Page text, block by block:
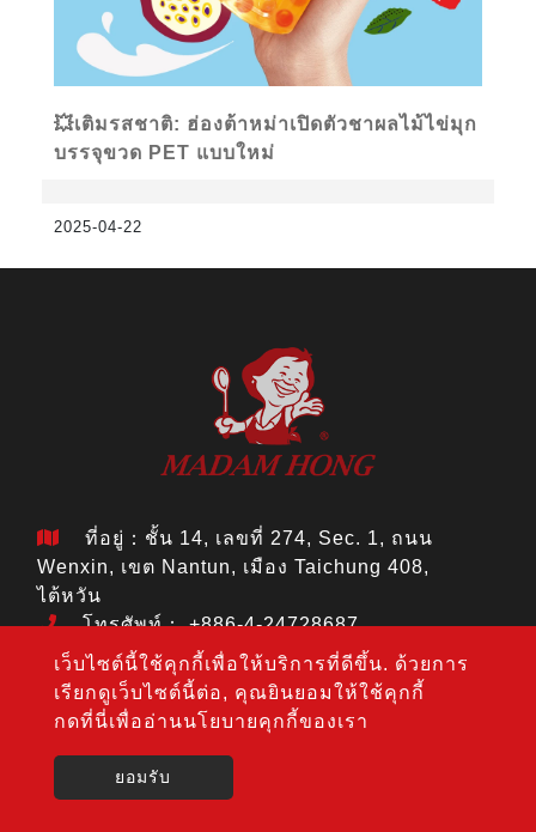
💥เติมรสชาติ: ฮ่องต้าหม่าเปิดตัวชาผลไม้ไข่มุก
บรรจุขวด PET แบบใหม่
2025-04-22
เว็บไซต์นี้ใช้คุกกี้เพื่อให้บริการที่ดีขึ้น. ด้วยการ
เรียกดูเว็บไซต์นี้ต่อ, คุณยินยอมให้ใช้คุกกี้
กดที่นี่เพื่ออ่านนโยบายคุกกี้ของเรา
ยอมรับ
ที่อยู่：ชั้น 14, เลขที่ 274, Sec. 1, ถนน
Wenxin, เขต Nantun, เมือง Taichung 408,
ไต้หวัน
โทรศัพท์：+886-4-24728687
แฟกซ์： +886-4-24728688
อีเมล：
jouho.hdm@gmail.com
Copyright © 2020-2026 Hong Da Ma Food Co., LTD. All
rights reserved.
jouho.hdm@gmail.com